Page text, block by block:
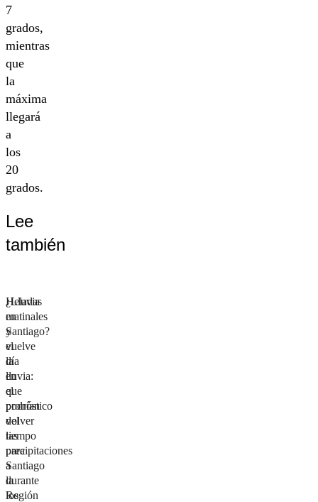
7
grados,
mientras
que
la
máxima
llegará
a
los
20
grados.
Lee
también
¿Lluvia
en
Santiago?
el
día
en
que
podrían
volver
las
precipitaciones
a
la
Región
Heladas
matinales
y
vuelve
la
lluvia:
el
pronóstico
del
tiempo
para
Santiago
durante
los